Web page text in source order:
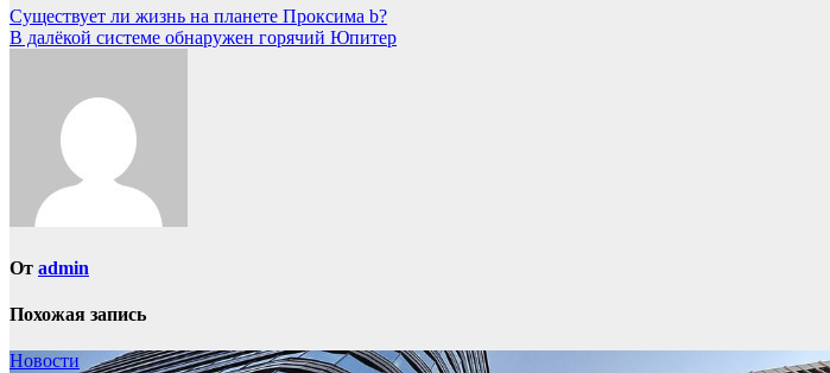
Навигация
по
Существует ли жизнь на планете Проксима b?
В далёкой системе обнаружен горячий Юпитер
От admin
Похожая запись
Новости